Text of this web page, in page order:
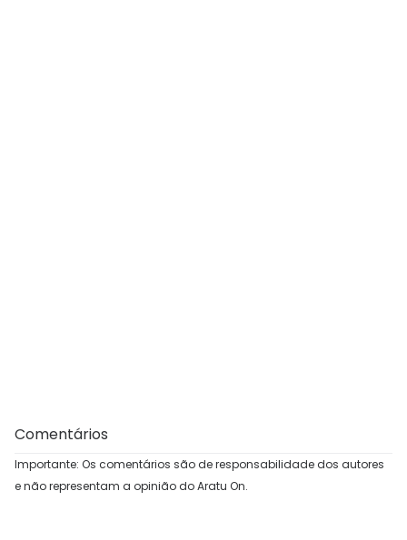
Comentários
Importante: Os comentários são de responsabilidade dos autores
e não representam a opinião do Aratu On.